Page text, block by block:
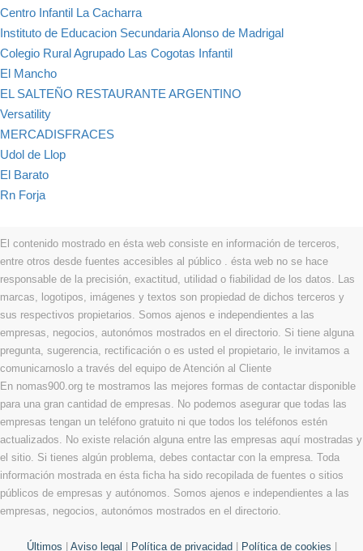
Centro Infantil La Cacharra
Instituto de Educacion Secundaria Alonso de Madrigal
Colegio Rural Agrupado Las Cogotas Infantil
El Mancho
EL SALTEÑO RESTAURANTE ARGENTINO
Versatility
MERCADISFRACES
Udol de Llop
El Barato
Rn Forja
El contenido mostrado en ésta web consiste en información de terceros,
entre otros desde fuentes accesibles al público . ésta web no se hace
responsable de la precisión, exactitud, utilidad o fiabilidad de los datos. Las
marcas, logotipos, imágenes y textos son propiedad de dichos terceros y
sus respectivos propietarios. Somos ajenos e independientes a las
empresas, negocios, autonómos mostrados en el directorio. Si tiene alguna
pregunta, sugerencia, rectificación o es usted el propietario, le invitamos a
comunicarnoslo a través del equipo de Atención al Cliente
En nomas900.org te mostramos las mejores formas de contactar disponible
para una gran cantidad de empresas. No podemos asegurar que todas las
empresas tengan un teléfono gratuito ni que todos los teléfonos estén
actualizados. No existe relación alguna entre las empresas aquí mostradas y
el sitio. Si tienes algún problema, debes contactar con la empresa. Toda
información mostrada en ésta ficha ha sido recopilada de fuentes o sitios
públicos de empresas y autónomos. Somos ajenos e independientes a las
empresas, negocios, autonómos mostrados en el directorio.
Últimos Aviso legal Política de privacidad Política de cookies